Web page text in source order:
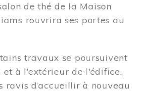
de thé de la Maison
rouvrira ses portes au
travaux se poursuivent
à l’extérieur de l’édifice,
ravis d’accueillir à nouveau